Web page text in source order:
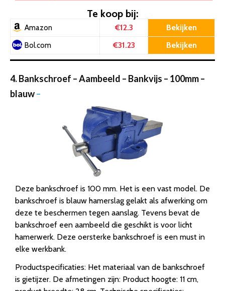
Te koop bij:
Amazon €12.3 Bekijken
Bol.com €31.23 Bekijken
4. Bankschroef – Aambeeld – Bankvijs – 100mm –
blauw–
Deze bankschroef is 100 mm. Het is een vast model. De
bankschroef is blauw hamerslag gelakt als afwerking om
deze te beschermen tegen aanslag. Tevens bevat de
bankschroef een aambeeld die geschikt is voor licht
hamerwerk. Deze oersterke bankschroef is een must in
elke werkbank.
Productspecificaties: Het materiaal van de bankschroef
is gietijzer. De afmetingen zijn: Product hoogte: 11 cm,